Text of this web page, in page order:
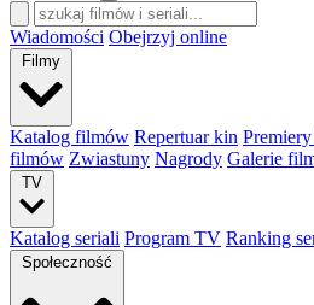
Wiadomości Obejrzyj online
Filmy
Katalog filmów Repertuar kin
filmów Zwiastuny Nagrody Galerie
TV
Katalog seriali Program TV Ranking
Społeczność